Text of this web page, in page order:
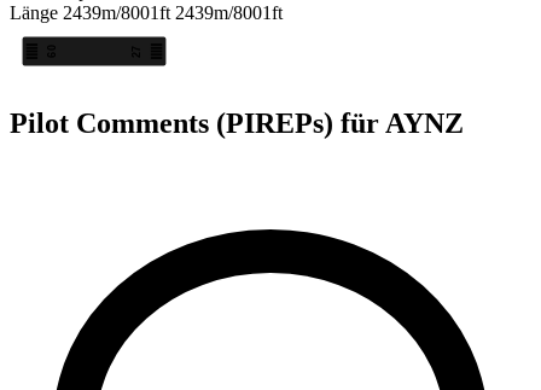
Länge 2439m/8001ft 2439m/8001ft
27
09
Pilot Comments (PIREPs) für AYNZ